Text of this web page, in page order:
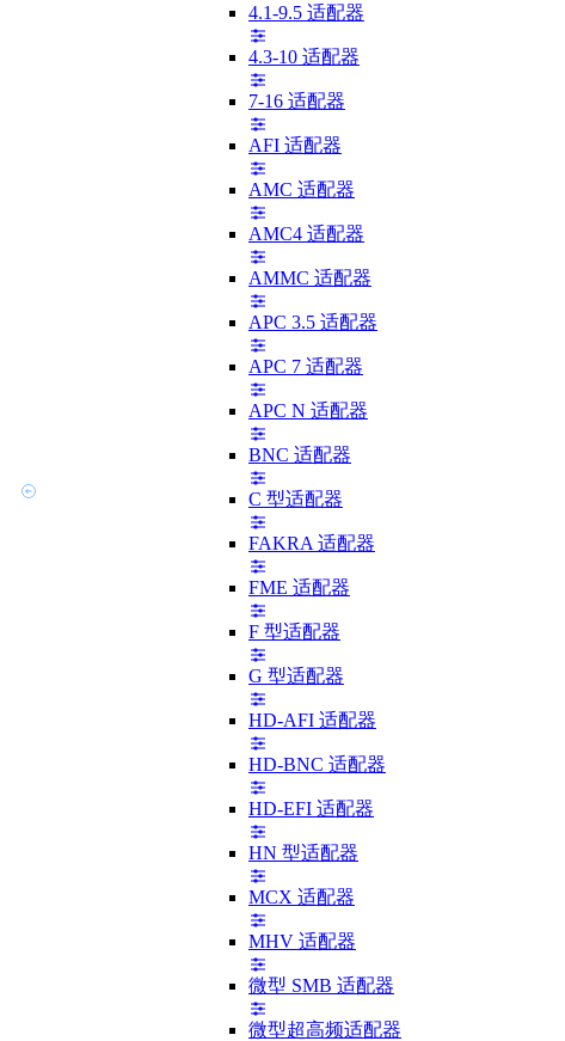
4.1-9.5 适配器
4.3-10 适配器
7-16 适配器
AFI 适配器
AMC 适配器
AMC4 适配器
AMMC 适配器
APC 3.5 适配器
APC 7 适配器
APC N 适配器
BNC 适配器
C 型适配器
FAKRA 适配器
FME 适配器
F 型适配器
G 型适配器
HD-AFI 适配器
HD-BNC 适配器
HD-EFI 适配器
HN 型适配器
MCX 适配器
MHV 适配器
微型 SMB 适配器
微型超高频适配器